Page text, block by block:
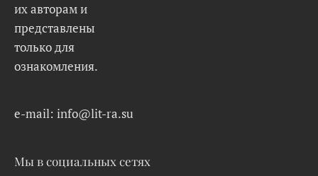
их авторам и
представлены
только для
ознакомления.
e-mail: info@lit-ra.su
Мы в социальных сетях